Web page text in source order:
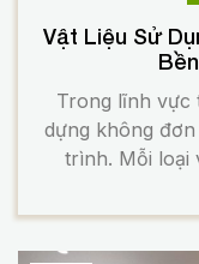
Vật Liệu Sử
Trong lĩnh vực
dựng không
trình. Mỗi loại
như khả năng
quả